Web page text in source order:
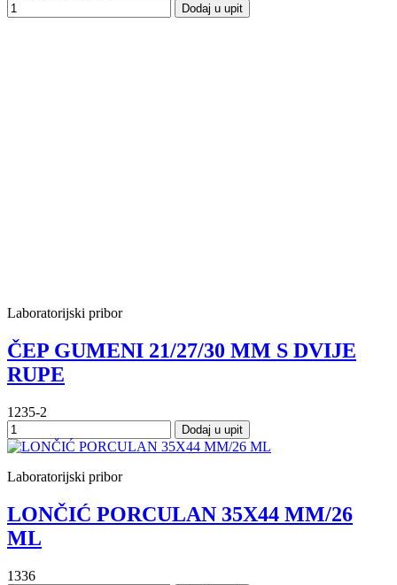
Dodaj u upit
Laboratorijski pribor
ČEP GUMENI 21/27/30 MM S DVIJE
RUPE
1235-2
Dodaj u upit
Laboratorijski pribor
LONČIĆ PORCULAN 35X44 MM/26
ML
1336